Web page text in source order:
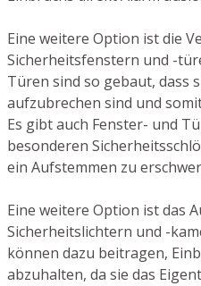
Eine weitere Option ist die
Sicherheitsfenstern und -
Türen sind so gebaut, dass
aufzubrechen sind und
Es gibt auch Fenster- und
besonderen
ein Aufstemmen zu
Eine weitere Option ist das
Sicherheitslichtern und -
können dazu beitragen,
abzuhalten, da sie das